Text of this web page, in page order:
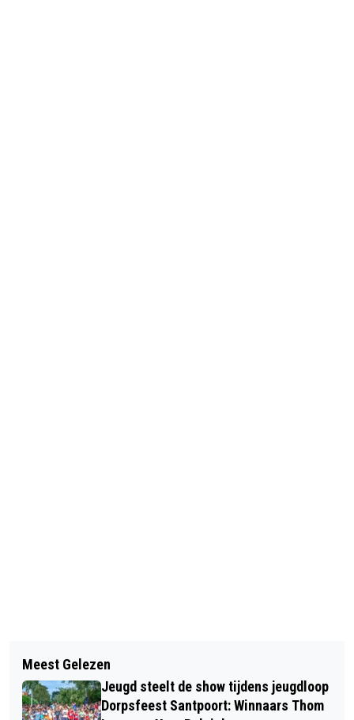
NIEUW IN ZUID-KENNEMERLAND: 9
TOERISTISCH OVERSTAPPUNTEN
AUTOMOBILIST RIJDT 89 KILOMETER
TE HARD OVER ZEEWEG
Meest Gelezen
Jeugd steelt de show tijdens jeugdloop
Dorpsfeest Santpoort: Winnaars Thom